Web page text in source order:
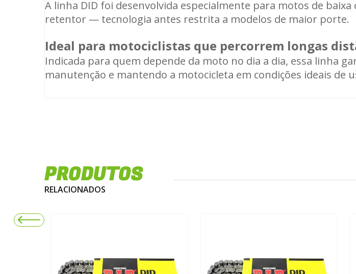
Carregando informações de
A linha DID foi desenvolvida especialmente para motos de
retentor — tecnologia antes restrita a modelos de maior porte.
Ideal para motociclistas que percorrem longas
Indicada para quem depende da moto no dia a dia, essa linha
manutenção e mantendo a motocicleta em condições ideais de
PRODUTOS
RELACIONADOS